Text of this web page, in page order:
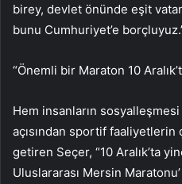
birey, devlet önünde eşit
bunu Cumhuriyet’e
“Önemli bir Maraton 10
Hem insanların sosyalleşmesi
açısından sportif
getiren Seçer, “10 Aralık’ta
Uluslararası Mersin